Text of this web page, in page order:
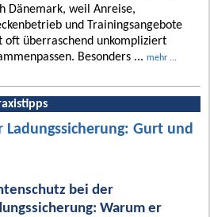
Dänemark, weil Anreise,
und Trainingsangebote
oft überraschend unkompliziert
Besonders ... mehr ...
Ladungssicherung: Gurt und
bei der
Warum er